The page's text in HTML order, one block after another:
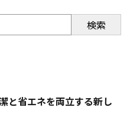
検索
と省エネを両立する新し